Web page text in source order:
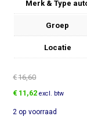
Merk & Type
Groep
Locatie
€16,60
Oorspronkelijke
was:
€ 11,62Huidige
is:
excl. btw
2 op voorraad